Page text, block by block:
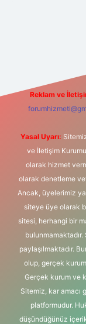
Reklam ve
Yasal Uyarı:
ve İletişim
olarak hizmet
olarak denetleme
Ancak, üyelerimiz
siteye üye olarak
sitesi, herhangi bir
bulunmamaktadır.
paylaşılmaktadır.
olup, gerçek
Gerçek kurum ve
Sitemiz, kar amacı
platformudur.
düşündüğünüz